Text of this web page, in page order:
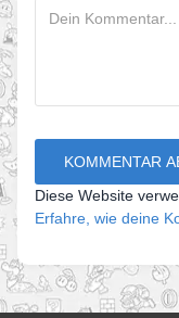
Diese Website
Erfahre, wie deine